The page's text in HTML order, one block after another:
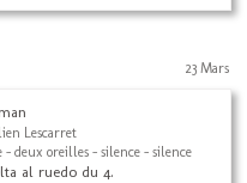
23 Mars
Lescarret
deux oreilles - silence - silence
al ruedo du 4.